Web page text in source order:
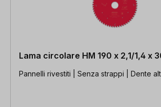
Lama circolare HM 190 x 2,1/1,4 x
Pannelli rivestiti | Senza strappi | Dente